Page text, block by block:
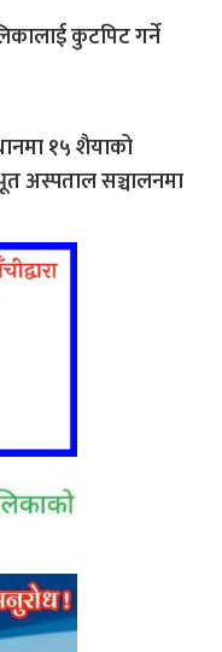
कुटपिट गर्ने
१५ शैयाको
अस्पताल सञ्चालनमा